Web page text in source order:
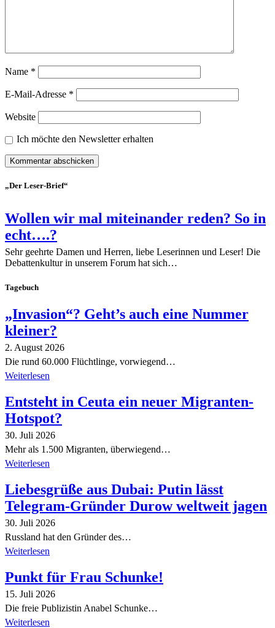
Name *
E-Mail-Adresse *
Website
Ich möchte den Newsletter erhalten
„Der Leser-Brief“
Wollen wir mal miteinander reden? So in
echt….?
Sehr geehrte Damen und Herren, liebe Leserinnen und Leser! Die
Debattenkultur in unserem Forum hat sich…
Tagebuch
„Invasion“? Geht’s auch eine Nummer
kleiner?
2. August 2026
Die rund 60.000 Flüchtlinge, vorwiegend…
Weiterlesen
Entsteht in Ceuta ein neuer Migranten-
Hotspot?
30. Juli 2026
Mehr als 1.500 Migranten, überwiegend…
Weiterlesen
Liebesgrüße aus Dubai: Putin lässt
Telegram-Gründer Durow weltweit jagen
30. Juli 2026
Russland hat den Gründer des…
Weiterlesen
Punkt für Frau Schunke!
15. Juli 2026
Die freie Publizistin Anabel Schunke…
Weiterlesen